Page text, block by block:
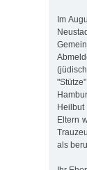
Im
Eltern
als